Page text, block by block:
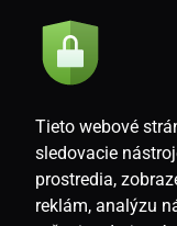
Súhlasím so
SK
Tieto webové
sledovacie
prostredia,
reklám, analýzu